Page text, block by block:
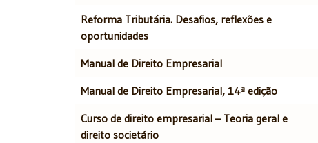
Reforma Tributária. Desafios, reflexões e
oportunidades
Manual de Direito Empresarial
Manual de Direito Empresarial, 14ª edição
Curso de direito empresarial – Teoria geral e
direito societário